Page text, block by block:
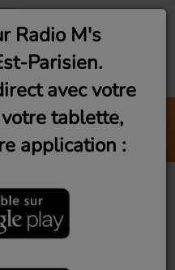
Music
Radio M's
Parisien.
avec votre
tablette,
application :